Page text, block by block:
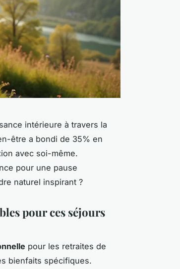
intérieure à travers la
être a bondi de 35% en
avec soi-même.
pour une pause
naturel inspirant ?
pour ces séjours
pour les retraites de
bienfaits spécifiques.